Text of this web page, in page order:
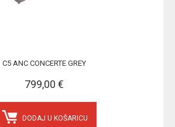
C5 ANC CONCERTE GREY
799,00 €
DODAJ U KOŠARICU